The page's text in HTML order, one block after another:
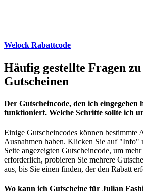
Welock Rabattcode
Häufig gestellte Fragen
Gutscheinen
Der Gutscheincode, den ich eingegeben
funktioniert. Welche Schritte sollte ich
Einige Gutscheincodes können bestimmte
Ausnahmen haben. Klicken Sie auf "Info"
Seite angezeigten Gutscheincode, um
erforderlich, probieren Sie mehrere
aus, bis Sie einen finden, der den Rabatt
Wo kann ich Gutscheine für Julian